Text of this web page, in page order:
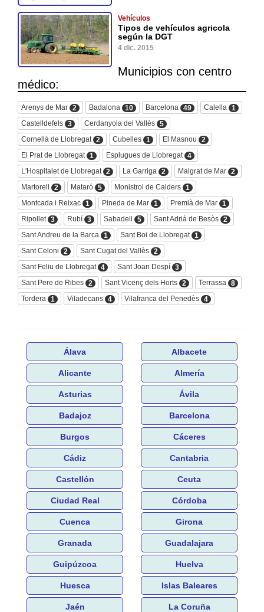
Vehículos
Tipos de vehículos agricola
según la DGT
4 dic. 2015
Municipios con centro
médico:
Arenys de Mar 2 Badalona 10 Barcelona 49 Calella
1
Castelldefels 3 Cerdanyola del Vallès 5
Cornellà de Llobregat 2 Cubelles 1 El Masnou
2
El Prat de Llobregat 1 Esplugues de Llobregat 4
L'Hospitalet de Llobregat 2 La Garriga 2 Malgrat de Mar 2
Martorell
2 Mataró 5 Monistrol de Calders 1
Montcada i Reixac 1 Pineda de Mar 1 Premià de Mar 1
Ripollet 3 Rubí 3 Sabadell 5 Sant Adrià de Besòs 2
Sant Andreu de la Barca
1 Sant Boi de Llobregat 1
Sant Celoni
2 Sant Cugat del Vallès 2
Sant Feliu de Llobregat 4 Sant Joan Despí 3
Sant Pere de Ribes 2 Sant Vicenç dels Horts 2 Terrassa
8
Tordera
1 Viladecans 4 Vilafranca del Penedès 4
Álava Albacete
Alicante Almería
Asturias Ávila
Badajoz Barcelona
Burgos Cáceres
Cádiz Cantabria
Castellón Ceuta
Ciudad Real Córdoba
Cuenca Girona
Granada Guadalajara
Guipúzcoa Huelva
Huesca Islas Baleares
Jaén La Coruña